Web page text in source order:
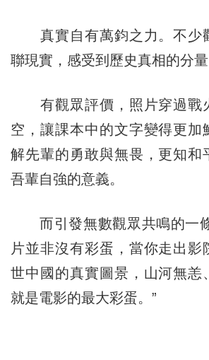
真實自有萬鈞之力。不少
聯現實，感受到歷史真相的分量
有觀眾評價，照片穿過戰
空，讓課本中的文字變得更加
解先輩的勇敢與無畏，更知和
吾輩自強的意義。
而引發無數觀眾共鳴的一
片並非沒有彩蛋，當你走出影
世中國的真實圖景，山河無恙
就是電影的最大彩蛋。”